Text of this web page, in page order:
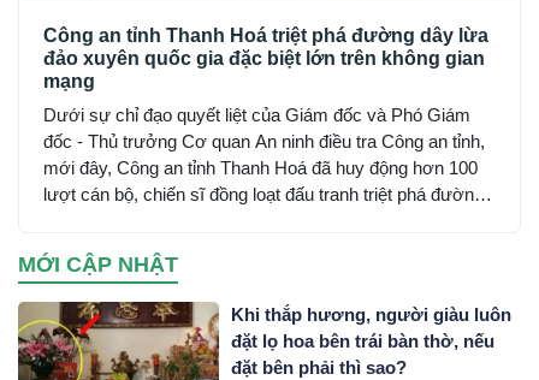
Công an tỉnh Thanh Hoá triệt phá đường dây lừa
đảo xuyên quốc gia đặc biệt lớn trên không gian
mạng
Dưới sự chỉ đạo quyết liệt của Giám đốc và Phó Giám
đốc - Thủ trưởng Cơ quan An ninh điều tra Công an tỉnh,
mới đây, Công an tỉnh Thanh Hoá đã huy động hơn 100
lượt cán bộ, chiến sĩ đồng loạt đấu tranh triệt phá đường
xuyên quốc gia do đối tượng Mai Văn Tới, sinh năm 2001
trú tại xã Nga Sơn, tỉnh Thanh Hoá cầm đầu…
MỚI CẬP NHẬT
Khi thắp hương, người giàu luôn
đặt lọ hoa bên trái bàn thờ, nếu
đặt bên phải thì sao?